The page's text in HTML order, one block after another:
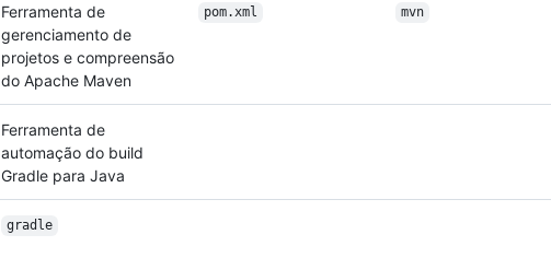
Ferramenta de
gerenciamento de
projetos e compreensão
do Apache Maven
pom.xml mvn
Ferramenta de
automação do build
Gradle para Java
gradle